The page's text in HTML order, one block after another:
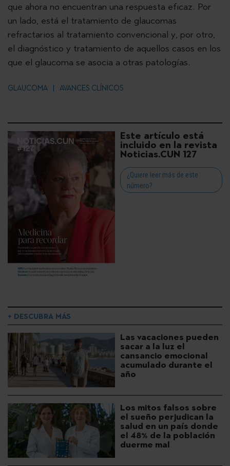
que ahora no encuentran una respuesta eficaz. Por
un lado, está el tratamiento de glaucomas
refractarios al tratamiento convencional y, por otro,
el diagnóstico y tratamiento de aquellos casos en los
que el glaucoma se asocia a otras patologías.
GLAUCOMA AVANCES CLÍNICOS
Este artículo está
incluido en la revista
Noticias.CUN 127
¿Quiere leer más de este
número?
+ DESCUBRA MÁS
Las vacaciones pueden
sacar a la luz el
cansancio emocional
acumulado durante el
año
Los mitos falsos sobre
el sueño perjudican la
salud en un país donde
el 48% de la población
duerme mal